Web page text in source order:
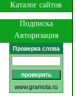
Каталог сайтов
Подписка
Авторизация
Проверка слова
www.gramota.ru